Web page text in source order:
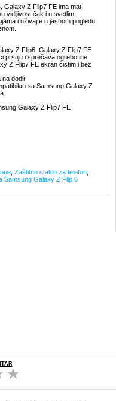
Galaxy Z Flip7 FE ima mat
vidljivost čak i u svetlim
i uživajte u jasnom pogledu
Z Flip6, Galaxy Z Flip7 FE
prstiju i sprečava ogrebotine
Z Flip7 FE ekran čistim i bez
na dodir
sa Samsung Galaxy Z
Galaxy Z Flip7 FE
Zaštitno staklo za telefon
Samsung Galaxy Z Flip 6